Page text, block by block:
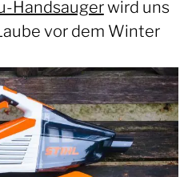
Handsaugerwird uns
vor dem Winter